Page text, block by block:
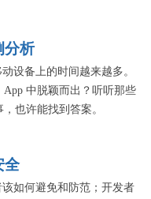
分析
设备上的时间越来越多。
中脱颖而出？听听那些
也许能找到答案。
全
如何避免和防范；开发者